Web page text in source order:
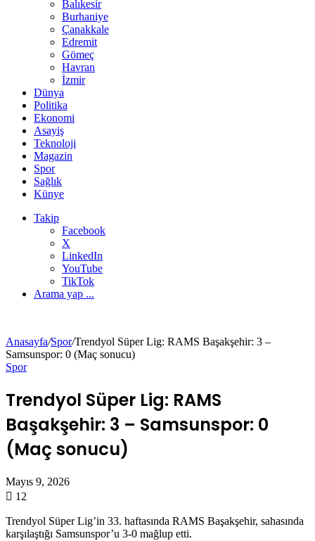
Balıkesir
Burhaniye
Çanakkale
Edremit
Gömeç
Havran
İzmir
Dünya
Politika
Ekonomi
Asayiş
Teknoloji
Magazin
Spor
Sağlık
Künye
Takip
Facebook
X
LinkedIn
YouTube
TikTok
Arama yap ...
Anasayfa/Spor/Trendyol Süper Lig: RAMS Başakşehir: 3 –
Samsunspor: 0 (Maç sonucu)
Spor
Trendyol Süper Lig: RAMS
Başakşehir: 3 – Samsunspor: 0
(Maç sonucu)
Mayıs 9, 2026
12
Trendyol Süper Lig’in 33. haftasında RAMS Başakşehir, sahasında
karşılaştığı Samsunspor’u 3-0 mağlup etti.